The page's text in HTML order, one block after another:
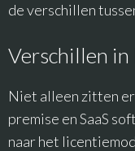
de verschillen
Verschillen
Niet alleen zitten
premise en SaaS
naar het